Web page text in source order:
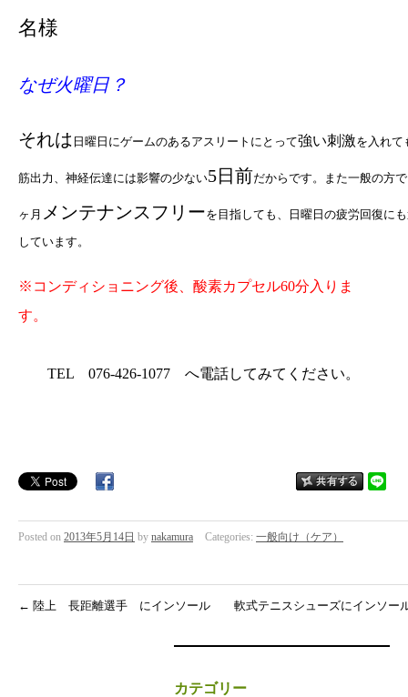
名様
なぜ火曜日？
それは 日曜日にゲームのあるアスリートにとって強い刺激を入れて
筋出力、神経伝達には影響の少ない5日前だからです。また一般の方
ヶ月 メンテナンスフリーを目指しても、日曜日の疲労回復に
しています。
※コンディショニング後、酸素カプセル60分入りま
す。
TEL 076-426-1077 へ電話してみてください。
Posted on 2013年5月14日 by nakamura Categories: 一般向け（ケア）
← 陸上 長距離選手 にインソール 軟式テニスシューズにインソー
カテゴリー